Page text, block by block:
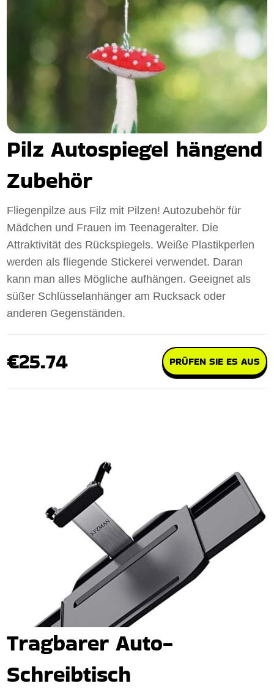
Pilz Autospiegel hängend
Zubehör
Fliegenpilze aus Filz mit Pilzen! Autozubehör für
Mädchen und Frauen im Teenageralter. Die
Attraktivität des Rückspiegels. Weiße Plastikperlen
werden als fliegende Stickerei verwendet. Daran
kann man alles Mögliche aufhängen. Geeignet als
süßer Schlüsselanhänger am Rucksack oder
anderen Gegenständen.
€25.74 PRÜFEN SIE ES AUS
Tragbarer Auto-
Schreibtisch